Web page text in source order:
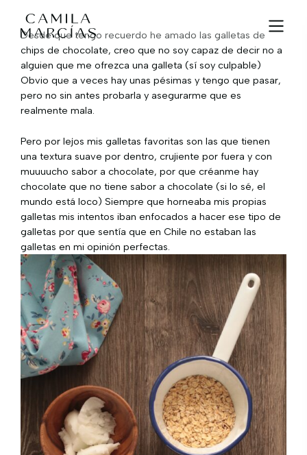
Desde que tengo recuerdo he amado las galletas de
chips de chocolate, creo que no soy capaz de decir no a
alguien que me ofrezca una galleta (sí soy culpable)
Obvio que a veces hay unas pésimas y tengo que pasar,
pero no sin antes probarla y asegurarme que es
realmente mala.
Pero por lejos mis galletas favoritas son las que tienen
una textura suave por dentro, crujiente por fuera y con
muuuucho sabor a chocolate, por que créanme hay
chocolate que no tiene sabor a chocolate (si lo sé, el
mundo está loco) Siempre que horneaba mis propias
galletas mis intentos iban enfocados a hacer ese tipo de
galletas por que sentía que en Chile no estaban las
galletas en mi opinión perfectas.